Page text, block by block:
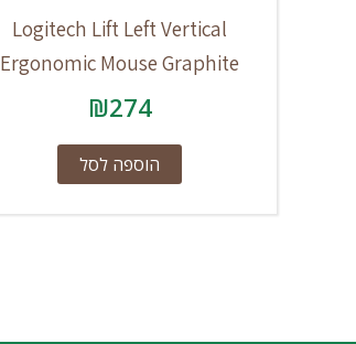
Logitech Lift Left Vertical
Ergonomic Mouse Graphite
₪274
הוספה לסל